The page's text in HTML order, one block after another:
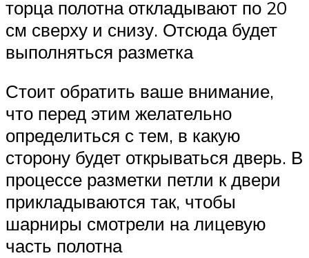
торца полотна откладывают по 20
см сверху и снизу. Отсюда будет
выполняться разметка
Стоит обратить ваше внимание,
что перед этим желательно
определиться с тем, в какую
сторону будет открываться дверь. В
процессе разметки петли к двери
прикладываются так, чтобы
шарниры смотрели на лицевую
часть полотна